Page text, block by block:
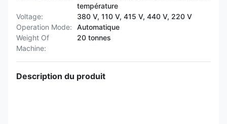
température
Voltage:
380 V, 110 V, 415 V, 440 V, 220 V
Operation Mode:
Automatique
Weight Of
Machine:
20 tonnes
Description du produit